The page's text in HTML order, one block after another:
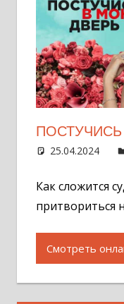
25.04.2024
Как сложится
притвориться
Смотреть